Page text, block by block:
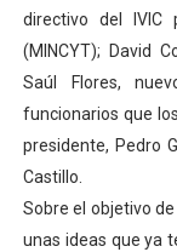
Mincomunas
Expertos
directivo del IVIC
(MINCYT); David
Saúl Flores,
funcionarios que
presidente, Pedro
Castillo.
Sobre el objetivo
unas ideas que ya